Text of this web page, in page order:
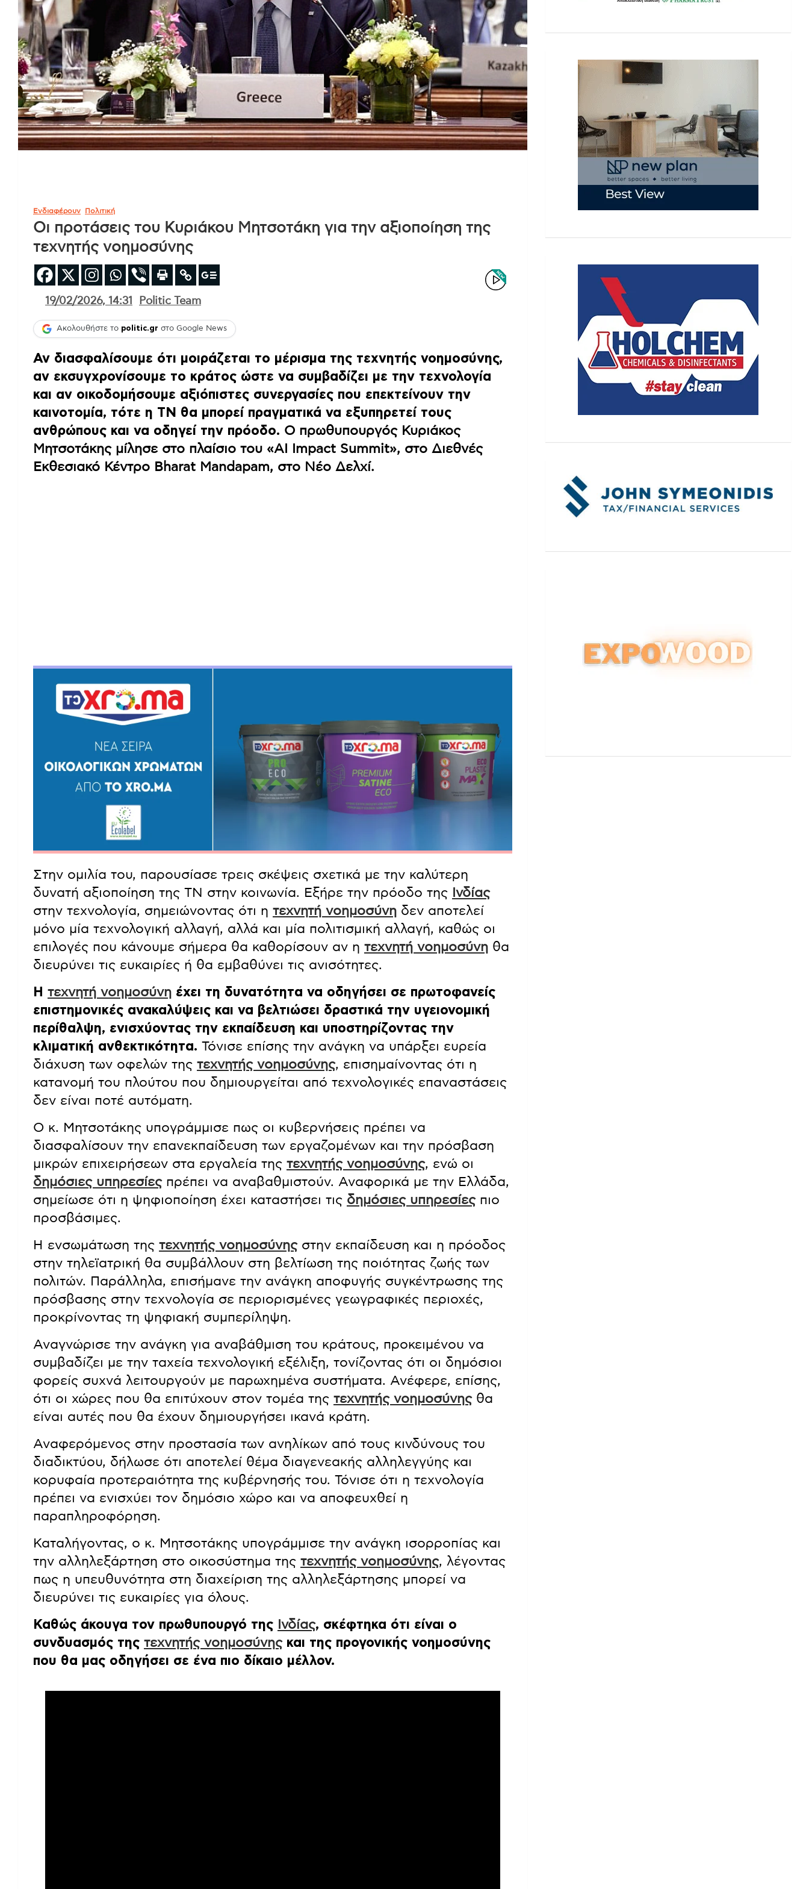
Ενδιαφέρουν Πολιτική
Οι προτάσεις του Κυριάκου Μητσοτάκη για την αξιοποίηση της
τεχνητής νοημοσύνης
19/02/2026, 14:31 Politic Team
Ακολουθήστε το politic.gr στο Google News
Αν διασφαλίσουμε ότι μοιράζεται το μέρισμα της τεχνητής νοημοσύνης,
αν εκσυγχρονίσουμε το κράτος ώστε να συμβαδίζει με την τεχνολογία
και αν οικοδομήσουμε αξιόπιστες συνεργασίες που επεκτείνουν την
καινοτομία, τότε η ΤΝ θα μπορεί πραγματικά να εξυπηρετεί τους
ανθρώπους και να οδηγεί την πρόοδο. Ο πρωθυπουργός Κυριάκος
Μητσοτάκης μίλησε στο πλαίσιο του «AI Impact Summit», στο Διεθνές
Εκθεσιακό Κέντρο Bharat Mandapam, στο Νέο Δελχί.
Στην ομιλία του, παρουσίασε τρεις σκέψεις σχετικά με την καλύτερη
δυνατή αξιοποίηση της ΤΝ στην κοινωνία. Εξήρε την πρόοδο της Ινδίας
στην τεχνολογία, σημειώνοντας ότι η τεχνητή νοημοσύνη δεν αποτελεί
μόνο μία τεχνολογική αλλαγή, αλλά και μία πολιτισμική αλλαγή, καθώς οι
επιλογές που κάνουμε σήμερα θα καθορίσουν αν η τεχνητή νοημοσύνη θα
διευρύνει τις ευκαιρίες ή θα εμβαθύνει τις ανισότητες.
Η τεχνητή νοημοσύνη έχει τη δυνατότητα να οδηγήσει σε πρωτοφανείς
επιστημονικές ανακαλύψεις και να βελτιώσει δραστικά την υγειονομική
περίθαλψη, ενισχύοντας την εκπαίδευση και υποστηρίζοντας την
κλιματική ανθεκτικότητα. Τόνισε επίσης την ανάγκη να υπάρξει ευρεία
διάχυση των οφελών της τεχνητής νοημοσύνης, επισημαίνοντας ότι η
κατανομή του πλούτου που δημιουργείται από τεχνολογικές επαναστάσεις
δεν είναι ποτέ αυτόματη.
Ο κ. Μητσοτάκης υπογράμμισε πως οι κυβερνήσεις πρέπει να
διασφαλίσουν την επανεκπαίδευση των εργαζομένων και την πρόσβαση
μικρών επιχειρήσεων στα εργαλεία της τεχνητής νοημοσύνης, ενώ οι
δημόσιες υπηρεσίεςπρέπει να αναβαθμιστούν. Αναφορικά με την Ελλάδα,
σημείωσε ότι η ψηφιοποίηση έχει καταστήσει τις δημόσιες υπηρεσίεςπιο
προσβάσιμες.
Η ενσωμάτωση της τεχνητής νοημοσύνηςστην εκπαίδευση και η πρόοδος
στην τηλεϊατρική θα συμβάλλουν στη βελτίωση της ποιότητας ζωής των
πολιτών. Παράλληλα, επισήμανε την ανάγκη αποφυγής συγκέντρωσης της
πρόσβασης στην τεχνολογία σε περιορισμένες γεωγραφικές περιοχές,
προκρίνοντας τη ψηφιακή συμπερίληψη.
Αναγνώρισε την ανάγκη για αναβάθμιση του κράτους, προκειμένου να
συμβαδίζει με την ταχεία τεχνολογική εξέλιξη, τονίζοντας ότι οι δημόσιοι
φορείς συχνά λειτουργούν με παρωχημένα συστήματα. Ανέφερε, επίσης,
ότι οι χώρες που θα επιτύχουν στον τομέα της τεχνητής νοημοσύνηςθα
είναι αυτές που θα έχουν δημιουργήσει ικανά κράτη.
Αναφερόμενος στην προστασία των ανηλίκων από τους κινδύνους του
διαδικτύου, δήλωσε ότι αποτελεί θέμα διαγενεακής αλληλεγγύης και
κορυφαία προτεραιότητα της κυβέρνησής του. Τόνισε ότι η τεχνολογία
πρέπει να ενισχύει τον δημόσιο χώρο και να αποφευχθεί η
παραπληροφόρηση.
Καταλήγοντας, ο κ. Μητσοτάκης υπογράμμισε την ανάγκη ισορροπίας και
την αλληλεξάρτηση στο οικοσύστημα της τεχνητής νοημοσύνης, λέγοντας
πως η υπευθυνότητα στη διαχείριση της αλληλεξάρτησης μπορεί να
διευρύνει τις ευκαιρίες για όλους.
Καθώς άκουγα τον πρωθυπουργό της Ινδίας, σκέφτηκα ότι είναι ο
συνδυασμός της τεχνητής νοημοσύνηςκαι της προγονικής νοημοσύνης
που θα μας οδηγήσει σε ένα πιο δίκαιο μέλλον.